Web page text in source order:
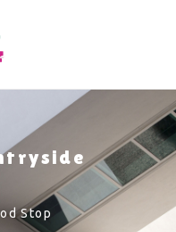
Stop